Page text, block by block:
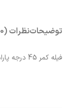
توضیحاتنظرات (0)
فیله کمر 45 درجه پارامتر فیتنس A3045